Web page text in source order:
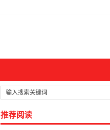
推荐阅读